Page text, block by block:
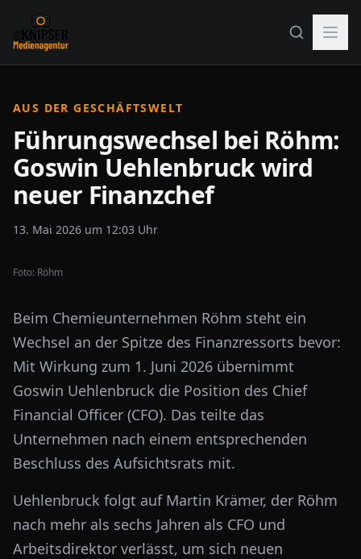
AUS DER GESCHÄFTSWELT
Führungswechsel bei Röhm:
Goswin Uehlenbruck wird
neuer Finanzchef
13. Mai 2026 um 12:03 Uhr
Foto: Röhm
Beim Chemieunternehmen Röhm steht ein
Wechsel an der Spitze des Finanzressorts bevor:
Mit Wirkung zum 1. Juni 2026 übernimmt
Goswin Uehlenbruck die Position des Chief
Financial Officer (CFO). Das teilte das
Unternehmen nach einem entsprechenden
Beschluss des Aufsichtsrats mit.
Uehlenbruck folgt auf Martin Krämer, der Röhm
nach mehr als sechs Jahren als CFO und
Arbeitsdirektor verlässt, um sich neuen